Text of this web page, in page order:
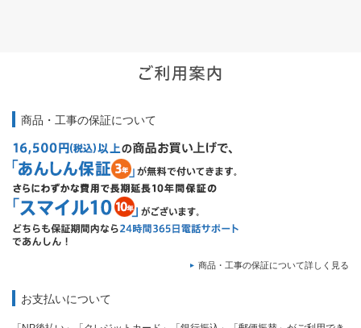
商品・工事の保証について
商品・工事の保証について詳しく見る
お支払いについて